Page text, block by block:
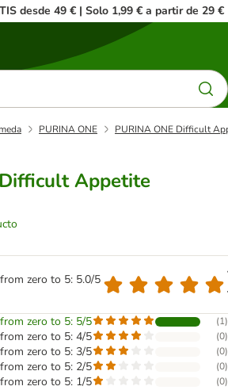
desde 49 € | Solo 1,99 € a partir de 29 €
PURINA ONE PURINA ONE Difficult
Appetite
zero to 5: 5.0/5
zero to 5: 5/5 (1)
zero to 5: 4/5 (0)
zero to 5: 3/5 (0)
zero to 5: 2/5 (0)
zero to 5: 1/5 (0)